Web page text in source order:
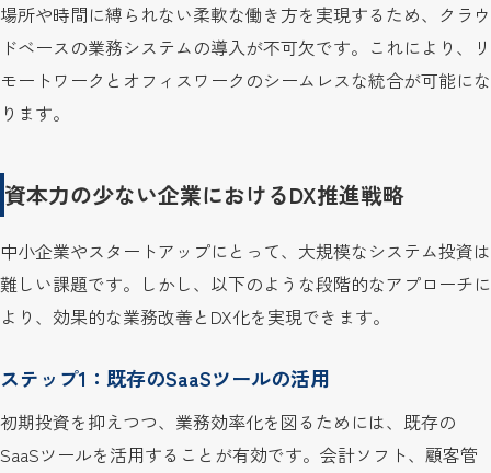
場所や時間に縛られない柔軟な働き方を実現するため、クラウ
ドベースの業務システムの導入が不可欠です。これにより、リ
モートワークとオフィスワークのシームレスな統合が可能にな
ります。
資本力の少ない企業におけるDX推進戦略
中小企業やスタートアップにとって、大規模なシステム投資は
難しい課題です。しかし、以下のような段階的なアプローチに
より、効果的な業務改善とDX化を実現できます。
ステップ1：既存のSaaSツールの活用
初期投資を抑えつつ、業務効率化を図るためには、既存の
SaaSツールを活用することが有効です。会計ソフト、顧客管